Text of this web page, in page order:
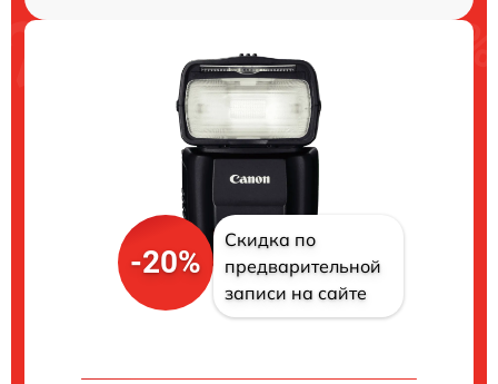
-20%
Скидка по
предварительной
записи на сайте